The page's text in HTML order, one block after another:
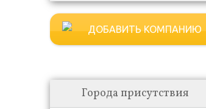
ДОБАВИТЬ КОМПАНИЮ
Города присутствия